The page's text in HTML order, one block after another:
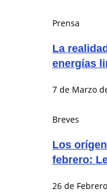
Prensa
La
energías
7 de Marzo
Breves
Los
febrero:
26 de